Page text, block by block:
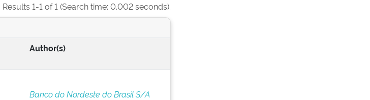
Results 1-1 of 1 (Search time: 0.002 seconds).
Author(s)
Banco do Nordeste do Brasil S/A